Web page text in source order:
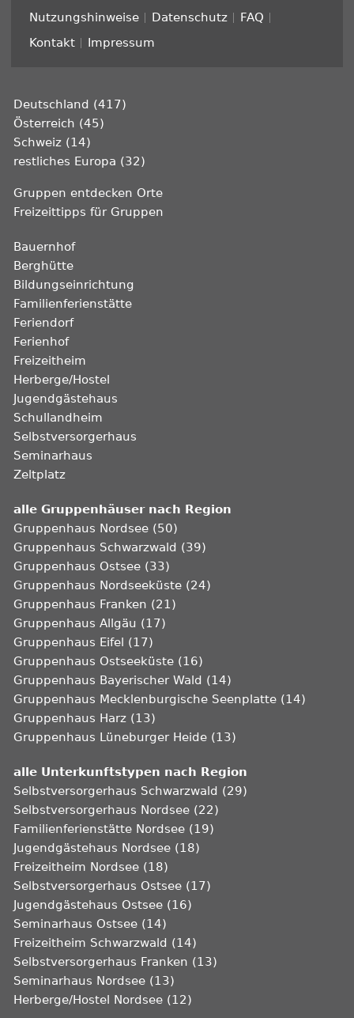
Fußzeile
Nutzungshinweise Datenschutz
FAQ
Kontakt
Impressum
Deutschland (417)
Österreich (45)
Schweiz (14)
restliches Europa (32)
Gruppen entdecken Orte
Freizeittipps für Gruppen
Bauernhof
Berghütte
Bildungseinrichtung
Familienferienstätte
Feriendorf
Ferienhof
Freizeitheim
Herberge/Hostel
Jugendgästehaus
Schullandheim
Selbstversorgerhaus
Seminarhaus
Zeltplatz
alle Gruppenhäuser nach Region
Gruppenhaus Nordsee (50)
Gruppenhaus Schwarzwald (39)
Gruppenhaus Ostsee (33)
Gruppenhaus Nordseeküste (24)
Gruppenhaus Franken (21)
Gruppenhaus Allgäu (17)
Gruppenhaus Eifel (17)
Gruppenhaus Ostseeküste (16)
Gruppenhaus Bayerischer Wald (14)
Gruppenhaus Mecklenburgische Seenplatte (14)
Gruppenhaus Harz (13)
Gruppenhaus Lüneburger Heide (13)
alle Unterkunftstypen nach Region
Selbstversorgerhaus Schwarzwald (29)
Selbstversorgerhaus Nordsee (22)
Familienferienstätte Nordsee (19)
Jugendgästehaus Nordsee (18)
Freizeitheim Nordsee (18)
Selbstversorgerhaus Ostsee (17)
Jugendgästehaus Ostsee (16)
Seminarhaus Ostsee (14)
Freizeitheim Schwarzwald (14)
Selbstversorgerhaus Franken (13)
Seminarhaus Nordsee (13)
Herberge/Hostel Nordsee (12)